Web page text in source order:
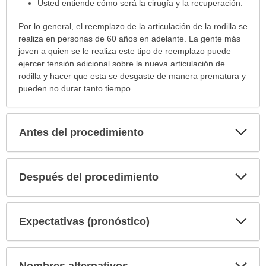
Usted entiende cómo será la cirugía y la recuperación.
Por lo general, el reemplazo de la articulación de la rodilla se
realiza en personas de 60 años en adelante. La gente más
joven a quien se le realiza este tipo de reemplazo puede
ejercer tensión adicional sobre la nueva articulación de
rodilla y hacer que esta se desgaste de manera prematura y
pueden no durar tanto tiempo.
Antes del procedimiento
Después del procedimiento
Expectativas (pronóstico)